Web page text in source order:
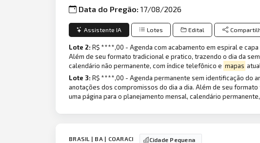
Data do Pregão:17/08/2026
Assistente IA Lotes Edital
Lote 2:R$ ****,00 - Agenda com acabamento em espiral e
Além de seu formato tradicional e pratico, trazendo o dia da
calendário não permanente, com índice telefônico e mapas
Lote 3:R$ ****,00 - Agenda permanente sem identificação do
anotações dos compromissos do dia a dia. Além de seu
uma página para o planejamento mensal, calendário
BRASIL | BA | COARACI Cidade Pequena